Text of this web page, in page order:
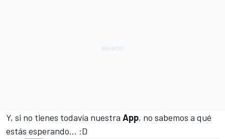
Y, si no tienes todavía nuestra App, no sabemos a qué
estás esperando... :D